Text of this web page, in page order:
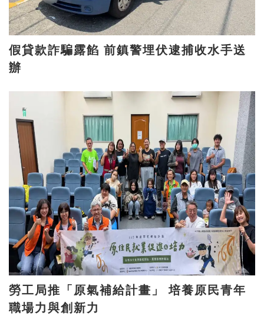
假貸款詐騙露餡 前鎮警埋伏逮捕收水手送
辦
勞工局推「原氣補給計畫」 培養原民青年
職場力與創新力